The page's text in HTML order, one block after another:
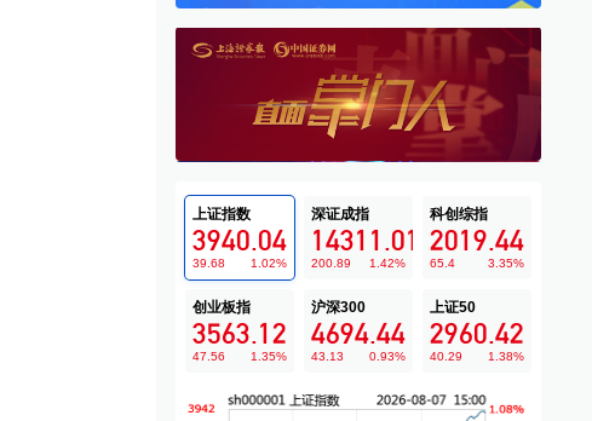
上证指数
3940.04
39.68 1.02%
深证成指
14311.01
200.89 1.42%
科创综指
2019.44
65.4 3.35%
创业板指
3563.12
47.56 1.35%
沪深300
4694.44
43.13 0.93%
上证50
2960.42
40.29 1.38%